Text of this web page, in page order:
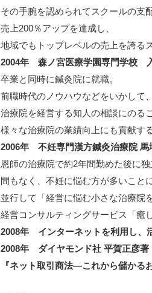
その手腕を認められてスクールの支
売上200％アップを達成し、
地域でもトップレベルの売上を誇る
2004年 森ノ宮医療学園専門学校
卒業と同時に鍼灸院に就職。
前職時代のノウハウなどをいかして、
治療院を経営する知人の相談にのる
様々な治療院の業績向上にも貢献する
2006年 不妊専門漢方鍼灸治療院 馬
恩師の治療院で約2年間勤めた後に独
間もなく、不妊に悩む方が多いこと
並行して「経営に悩む小さな治療院
経営コンサルティングサービス「癒
2008年 インターネットを利用し、
2008年 ダイヤモンド社 平賀正彦著
『ネット取引商法―これから儲かる